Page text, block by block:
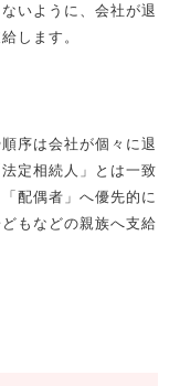
いように、会社が退
します。
序は会社が個々に退
定相続人」とは一致
配偶者」へ優先的に
もなどの親族へ支給